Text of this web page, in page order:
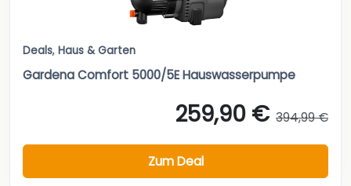
Deals, Haus & Garten
Gardena Comfort 5000/5E Hauswasserpumpe
259,90 € 394,99 €
Zum Deal